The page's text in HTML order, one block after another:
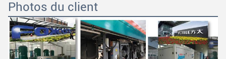
Photos du client